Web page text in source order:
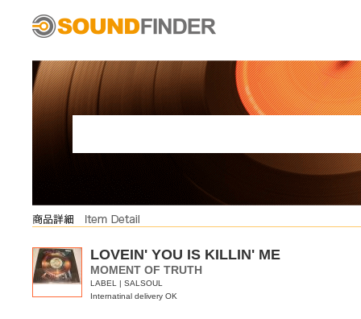
LOVEIN' YOU IS KILLIN' ME
MOMENT OF TRUTH
LABEL | SALSOUL
Internatinal delivery OK